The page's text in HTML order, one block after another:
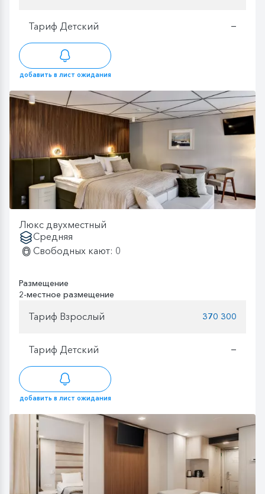
Тариф Детский —
добавить в лист ожидания
Люкс двухместный
Средняя
Свободных кают: 0
Размещение
2-местное размещение
Тариф Взрослый 370 300
Тариф Детский —
добавить в лист ожидания